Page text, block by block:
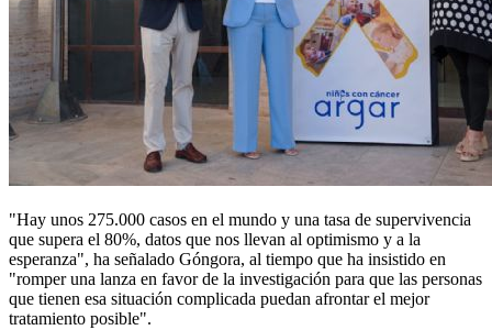
"Hay unos 275.000 casos en el mundo y una tasa de supervivencia
que supera el 80%, datos que nos llevan al optimismo y a la
esperanza", ha señalado Góngora, al tiempo que ha insistido en
"romper una lanza en favor de la investigación para que las personas
que tienen esa situación complicada puedan afrontar el mejor
tratamiento posible".